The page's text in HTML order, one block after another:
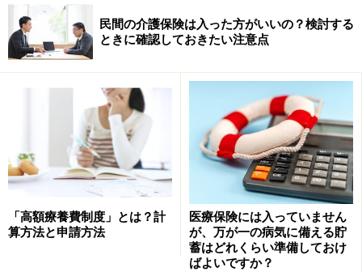
民間の介護保険は入った方がいいの？検討する
ときに確認しておきたい注意点
「高額療養費制度」とは？計
算方法と申請方法
医療保険には入っていません
が、万が一の病気に備える貯
蓄はどれくらい準備しておけ
ばよいですか？